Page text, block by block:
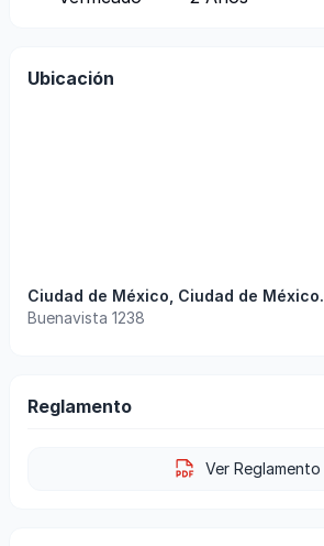
Ubicación
Ciudad de México Ciudad de México.
Buenavista 1238
Reglamento
Ver Reglamento